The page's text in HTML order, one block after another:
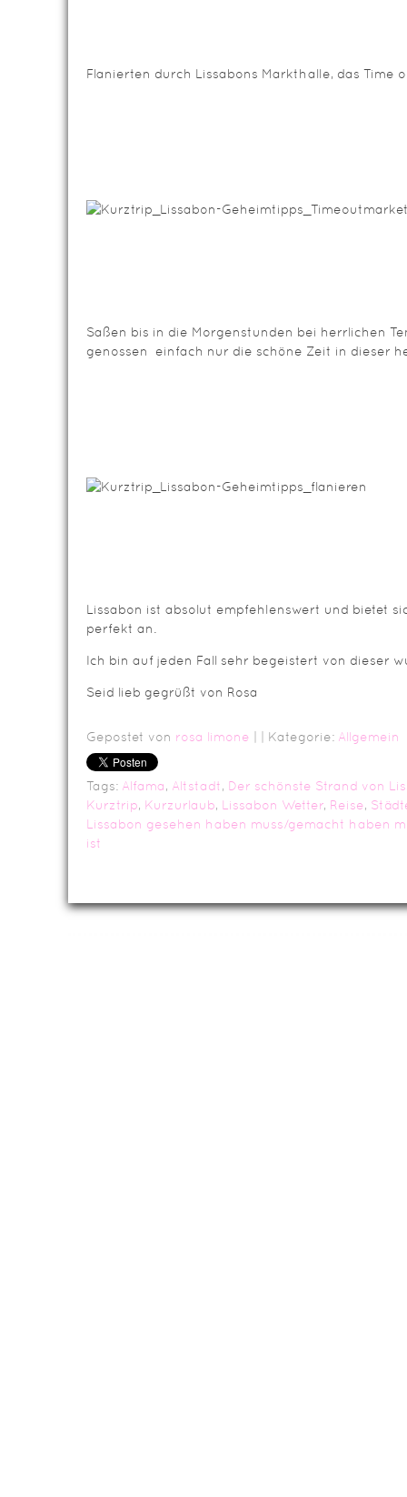
Flanierten durch Lissabons Markthalle, das Time
Saßen bis in die Morgenstunden bei herrlichen
genossen einfach nur die schöne Zeit in dieser
Lissabon ist absolut empfehlenswert und bietet
perfekt an.
Ich bin auf jeden Fall sehr begeistert von dieser
Seid lieb gegrüßt von Rosa
Gepostet von rosa limone | Kategorie: Allgemein
Tags: Alfama, Altstadt, Der schönste Strand von
Kurztrip, Kurzurlaub, Lissabon Wetter, Reise,
Lissabon gesehen haben muss/gemacht haben
ist